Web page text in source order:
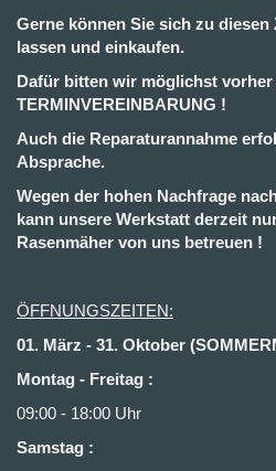
Gerne können Sie sich zu
lassen und einkaufen.
Dafür bitten wir möglichst vorher
TERMINVEREINBARUNG !
Auch die Reparaturannahme
Absprache.
Wegen der hohen Nachfrage
kann unsere Werkstatt derzeit
Rasenmäher von uns betreuen !
ÖFFNUNGSZEITEN:
01. März - 31. Oktober
Montag - Freitag :
09:00 - 18:00 Uhr
Samstag :